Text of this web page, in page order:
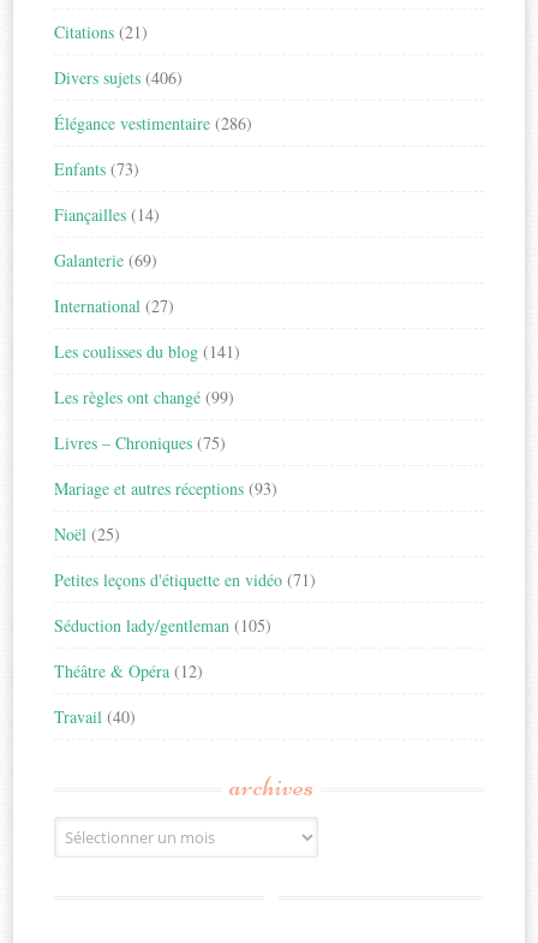
Citations (21)
Divers sujets (406)
Élégance vestimentaire (286)
Enfants (73)
Fiançailles (14)
Galanterie (69)
International (27)
Les coulisses du blog (141)
Les règles ont changé (99)
Livres – Chroniques (75)
Mariage et autres réceptions (93)
Noël (25)
Petites leçons d'étiquette en vidéo (71)
Séduction lady/gentleman (105)
Théâtre & Opéra (12)
Travail (40)
archives
Archives